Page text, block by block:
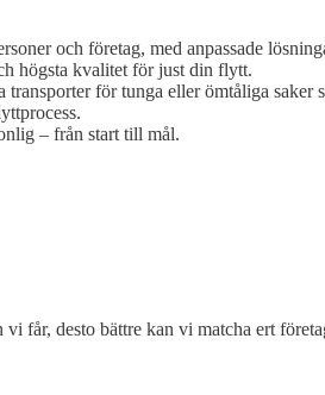
och företag, med anpassade
högsta kvalitet för just din flytt.
för tunga eller ömtåliga saker
– från start till mål.
får, desto bättre kan vi matcha ert